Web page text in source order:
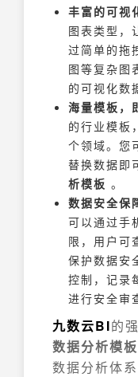
丰富的可视
图表类型，
过简单的拖
图等复杂图
的可视化数
海量模板，
的行业模板
个领域。您
替换数据即
析模板 。
数据安全保
可以通过手
限，用户可
保护数据安
控制，记录
进行安全审
九数云BI的
数据分析模板
数据分析体